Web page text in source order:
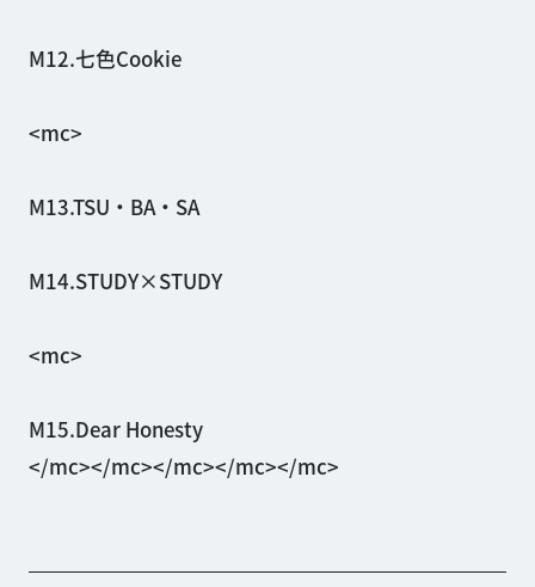
M12.七色Cookie
<mc>
M13.TSU・BA・SA
M14.STUDY×STUDY
<mc>
M15.Dear Honesty
</mc></mc></mc></mc></mc>